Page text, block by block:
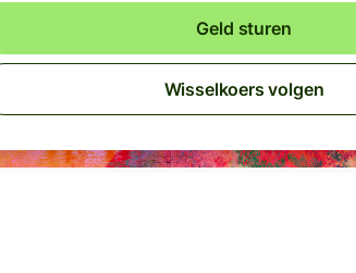
Geld sturen
Wisselkoers volgen